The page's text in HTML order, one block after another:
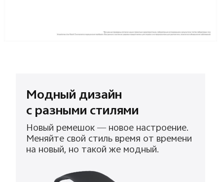
Модный дизайн
с разными стилями
Новый ремешок — новое настроение.
Меняйте свой стиль время от времени
на новый, но такой же модный.